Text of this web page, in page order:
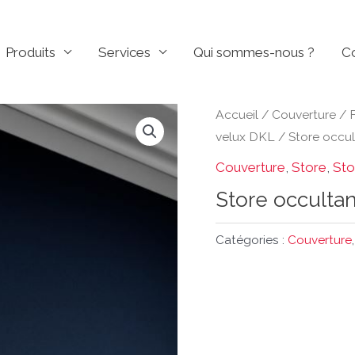
Produits Services Qui sommes-nous ?
Accueil / Couverture /
velux DKL / Store
Couverture Store
Store
Catégories : Couverture,